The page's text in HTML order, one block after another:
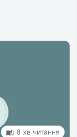
8 хв читання